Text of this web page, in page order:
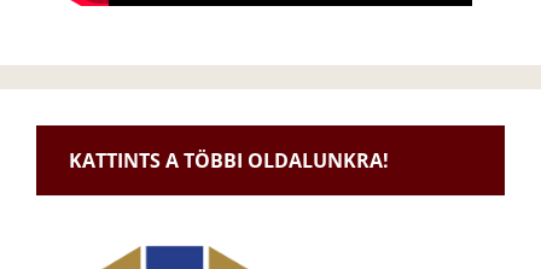
KATTINTS A TÖBBI OLDALUNKRA!